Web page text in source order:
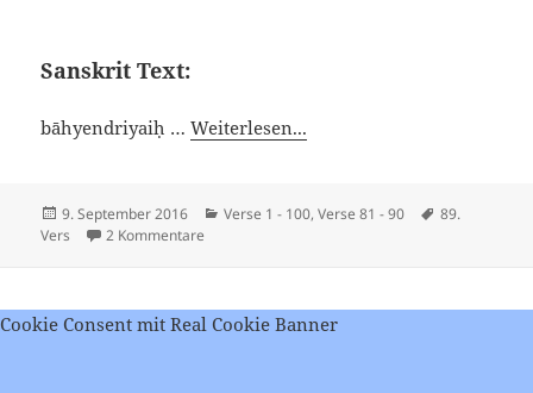
Sanskrit Text:
bāhyendriyaiḥ …Weiterlesen...
Veröffentlicht
am
9. September 2016 Kategorien
Verse 1 - 100,Verse 81 - 90 Schlagwörter
89.
Vers
2 Kommentare
Cookie Consent mit Real Cookie Banner